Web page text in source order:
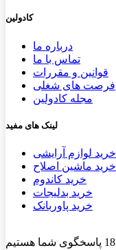
کادولین
درباره ما
تماس با ما
قوانین و مقررات
فرصت های شغلی
مجله کادولین
لینک های مفید
خرید لوازم آرایشی
خرید ماشین اصلاح
خرید کاندوم
خرید بدلیجات
خرید پاوربانک